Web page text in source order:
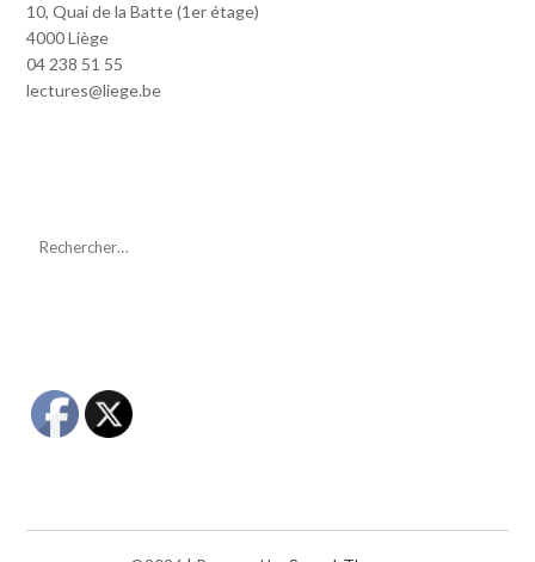
10, Quai de la Batte (1er étage)
4000 Liège
04 238 51 55
lectures@liege.be